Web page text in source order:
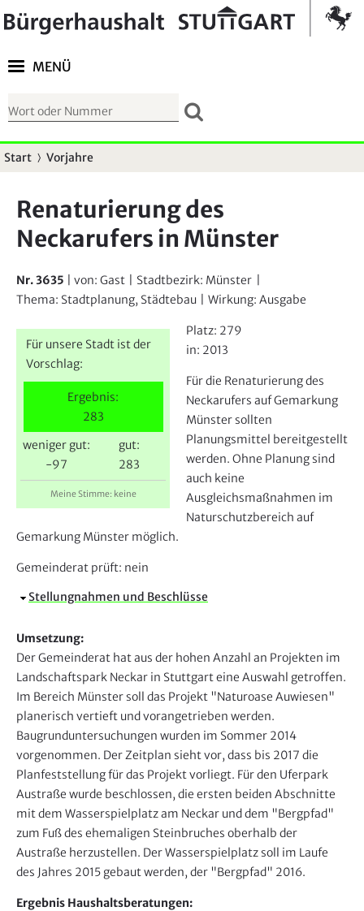
Springe zur Navigation
Kontrast umschalten
MENÜ
S
u
c
f
o
r
u
a
S
Start Vorjahre
Renaturierung des
Neckarufers in Münster
Nr. 3635 | von: Gast Stadtbezirk: Münster
Thema: Stadtplanung, Städtebau Wirkung:Ausgabe
Für unsere Stadt ist der
Vorschlag:
Ergebnis:
283
weniger gut:
-97
gut:
283
Meine Stimme: keine
Platz: 279
in: 2013
Für die Renaturierung des
Neckarufers auf Gemarkung
Münster sollten
Planungsmittel bereitgestellt
werden. Ohne Planung sind
auch keine
Ausgleichsmaßnahmen im
Naturschutzbereich auf
Gemarkung Münster möglich.
Gemeinderat prüft: nein
A
s
b
l
e
n
d
e
n
Stellungnahmen und Beschlüsse
Umsetzung:
Der Gemeinderat hat aus der hohen Anzahl an Projekten im
Landschaftspark Neckar in Stuttgart eine Auswahl getroffen.
Im Bereich Münster soll das Projekt "Naturoase Auwiesen"
planerisch vertieft und vorangetrieben werden.
Baugrunduntersuchungen wurden im Sommer 2014
vorgenommen. Der Zeitplan sieht vor, dass bis 2017 die
Planfeststellung für das Projekt vorliegt. Für den Uferpark
Austraße wurde beschlossen, die ersten beiden Abschnitte
mit dem Wasserspielplatz am Neckar und dem "Bergpfad"
zum Fuß des ehemaligen Steinbruches oberhalb der
Austraße herzustellen. Der Wasserspielplatz soll im Laufe
des Jahres 2015 gebaut werden, der "Bergpfad" 2016.
Ergebnis Haushaltsberatungen: